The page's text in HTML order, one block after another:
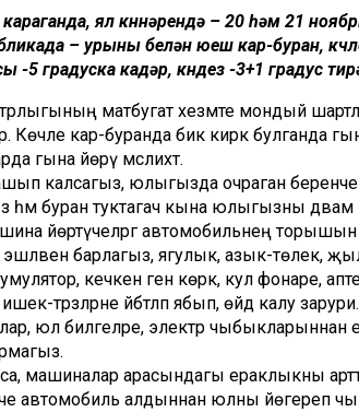
ял көннәрендә – 20 һәм 21
– урыны белән юеш кар-буран,
-5 градуска кадәр, көндез -3+1 градус
матбугат хезмәте мондый
Көчле кар-буранда бик кирәк булганда
гына йөрү мәслихәт.
калсагыз, юлыгызда очраган
буран туктагач кына юлыгызны дәвам
йөртүчеләргә автомобильнең
барлагыз, ягулык, азык-төлек,
кечкенә генә көрәк, кул фонаре,
тәрәзәләрне әйбәтләп ябып, өйдә калу
юл билгеләре, электр
машиналар арасындагы ераклыкны
автомобиль алдыннан юлны йөгереп